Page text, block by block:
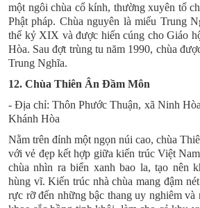
một ngôi chùa cổ kính, thường xuyên tổ
Phật pháp. Chùa nguyên là miếu Trung
thế kỷ XIX và được hiến cúng cho Giáo
Hòa. Sau đợt trùng tu năm 1990, chùa
Trung Nghĩa.
12. Chùa Thiên Ân Đầm Môn
- Địa chỉ: Thôn Phước Thuận, xã Ninh
Khánh Hòa
Nằm trên đỉnh một ngọn núi cao, chùa
với vẻ đẹp kết hợp giữa kiến trúc Việt
chùa nhìn ra biển xanh bao la, tạo nên
hùng vĩ. Kiến trúc nhà chùa mang đậm
rực rỡ đến những bậc thang uy nghiêm và